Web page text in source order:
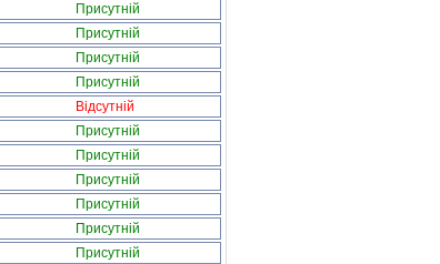
Присутній
Присутній
Присутній
Присутній
Відсутній
Присутній
Присутній
Присутній
Присутній
Присутній
Присутній